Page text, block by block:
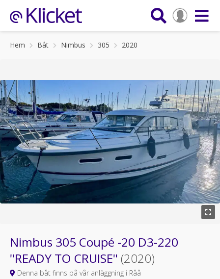
Hem Båt Nimbus 305 2020
Nimbus 305 Coupé -20 D3-220
"READY TO CRUISE" (2020)
Denna båt finns på vår anläggning i Råå